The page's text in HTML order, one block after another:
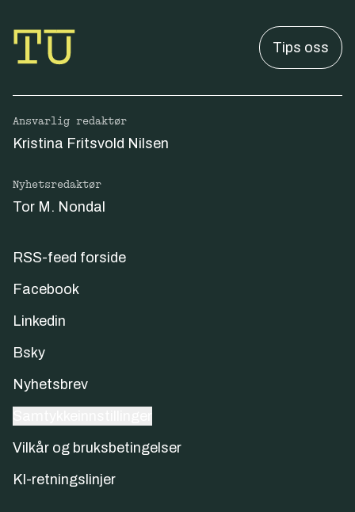
Tips oss
Ansvarlig redaktør
Kristina Fritsvold Nilsen
Nyhetsredaktør
Tor M. Nondal
RSS-feed forside
Facebook
Linkedin
Bsky
Nyhetsbrev
Vilkår og bruksbetingelser
KI-retningslinjer